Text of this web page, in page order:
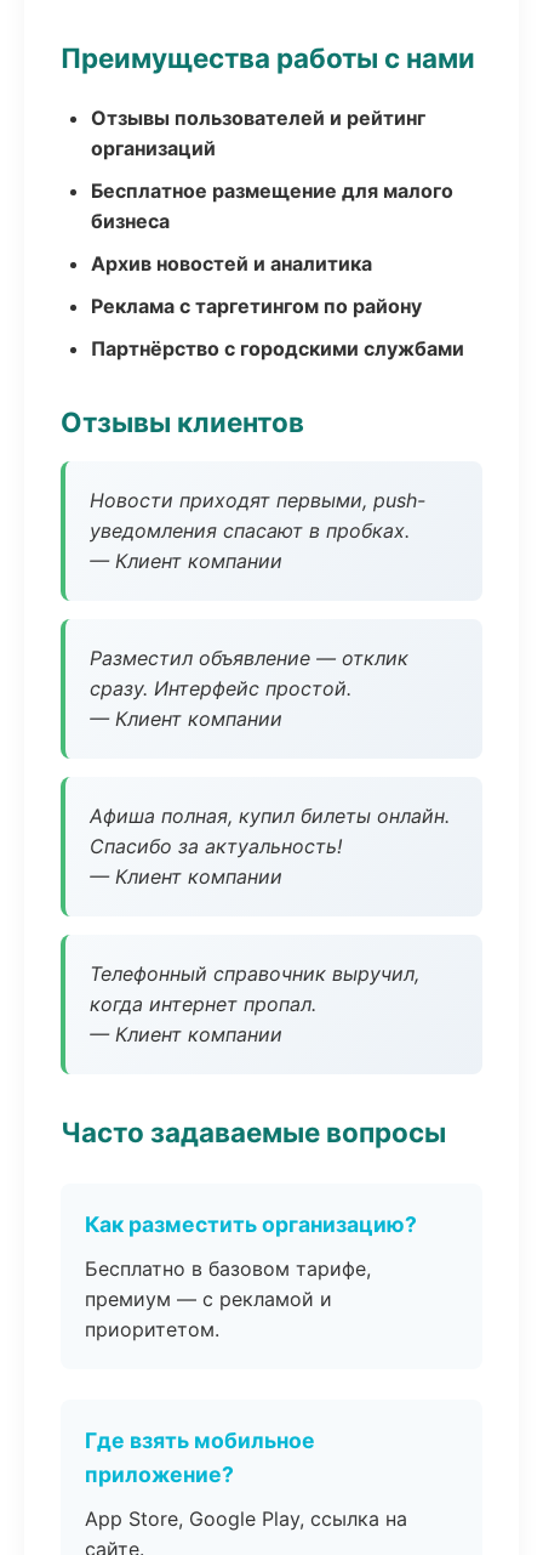
Преимущества работы с нами
Отзывы пользователей и рейтинг
организаций
Бесплатное размещение для малого
бизнеса
Архив новостей и аналитика
Реклама с таргетингом по району
Партнёрство с городскими службами
Отзывы клиентов
Новости приходят первыми, push-
уведомления спасают в пробках.
— Клиент компании
Разместил объявление — отклик
сразу. Интерфейс простой.
— Клиент компании
Афиша полная, купил билеты онлайн.
Спасибо за актуальность!
— Клиент компании
Телефонный справочник выручил,
когда интернет пропал.
— Клиент компании
Часто задаваемые вопросы
Как разместить организацию?
Бесплатно в базовом тарифе,
премиум — с рекламой и
приоритетом.
Где взять мобильное
приложение?
App Store, Google Play, ссылка на
сайте.